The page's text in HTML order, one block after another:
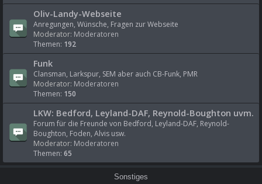
Oliv-Landy-Webseite
Anregungen, Wünsche, Fragen zur Webseite
Moderator: Moderatoren
Themen: 192
Funk
Clansman, Larkspur, SEM aber auch CB-Funk, PMR
Moderator: Moderatoren
Themen: 150
LKW: Bedford, Leyland-DAF, Reynold-Boughton uvm.
Forum für die Freunde von Bedford, Leyland-DAF, Reynold-
Boughton, Foden, Alvis usw.
Moderator: Moderatoren
Themen: 65
Sonstiges